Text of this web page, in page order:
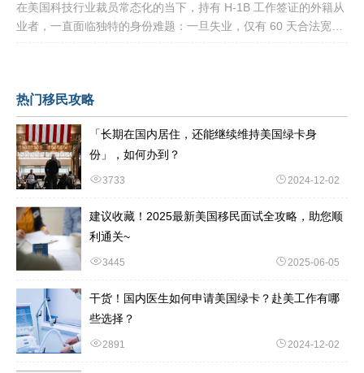
在美国科技行业裁员常态化的当下，持有 H-1B 工作签证的外籍从
业者，一直面临独特的身份难题：一旦失业，仅有 60 天合法宽限
热门移民攻略
「长期在国内居住，还能继续维持美国绿卡身
份」，如何办到？
3733 2024-12-02
建议收藏！2025最新美国移民面试全攻略，助您顺
利通关~
3445 2025-06-05
干货！国内医生如何申请美国绿卡？赴美工作有哪
些选择？
2891 2024-12-02